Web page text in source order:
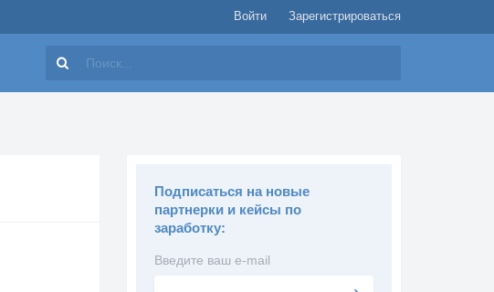
Войти Зарегистрироваться
Найти
Подписаться на новые
партнерки и кейсы по
заработку:
Введите ваш e-mail